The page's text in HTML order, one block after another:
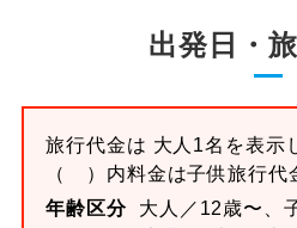
出発日・
旅行代金は 大人1名を表示
（ ）内料金は子供旅行代
年齢区分
大人／12歳〜、